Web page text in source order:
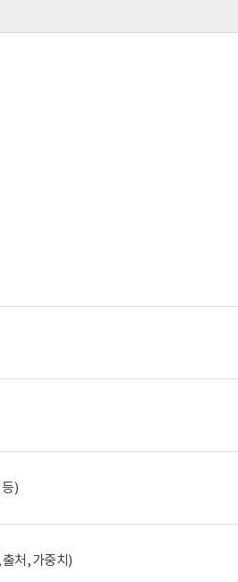
)
처, 가중치)